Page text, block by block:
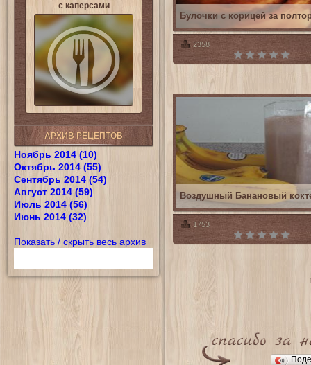
с каперсами
АРХИВ РЕЦЕПТОВ
Ноябрь 2014 (10)
Октябрь 2014 (55)
Сентябрь 2014 (54)
Август 2014 (59)
Июль 2014 (56)
Июнь 2014 (32)
Показать / скрыть весь архив
2358
Булочки с корицей за
1753
Воздушный Банановый